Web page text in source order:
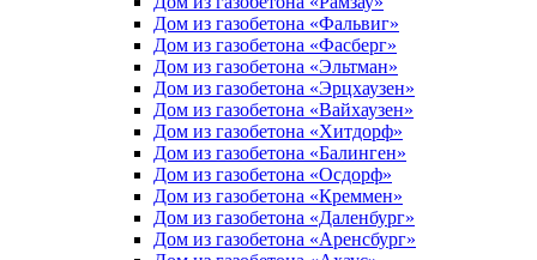
Дом из газобетона «Фальвиг»
Дом из газобетона «Фасберг»
Дом из газобетона «Эльтман»
Дом из газобетона «Эрцхаузен»
Дом из газобетона «Вайхаузен»
Дом из газобетона «Хитдорф»
Дом из газобетона «Балинген»
Дом из газобетона «Осдорф»
Дом из газобетона «Креммен»
Дом из газобетона «Даленбург»
Дом из газобетона «Аренсбург»